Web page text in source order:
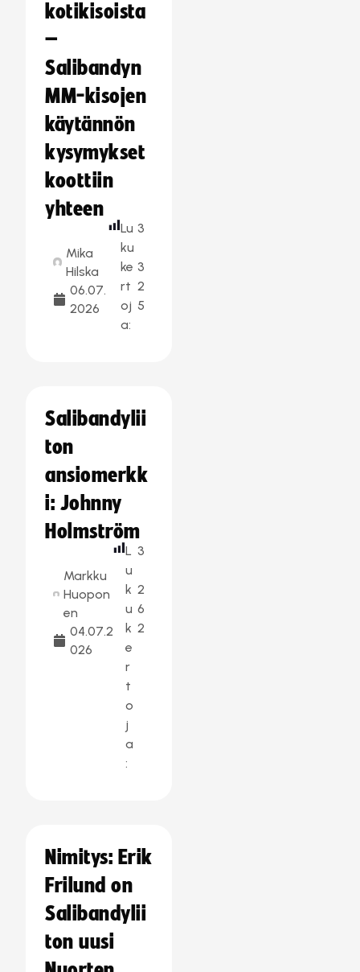
kotikisoista
–
Salibandyn
MM-kisojen
käytännön
kysymykset
koottiin
yhteen
Mika
Hilska
06.07.
2026
Lu
ku
ke
rt
oj
a:
3
3
2
5
Salibandylii
ton
ansiomerkk
i: Johnny
Holmström
Markku
Huopon
en
04.07.2
026
L
u
k
u
k
e
r
t
o
j
a
:
3
2
6
2
Nimitys: Erik
Frilund on
Salibandylii
ton uusi